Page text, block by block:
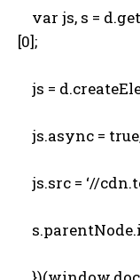
var js, s =
[0];
js =
js.async =
js.src = ‘//